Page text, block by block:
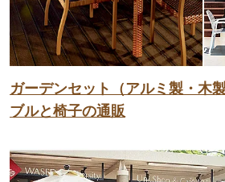
ガーデンセット（アルミ製・木
ブルと椅子の通販